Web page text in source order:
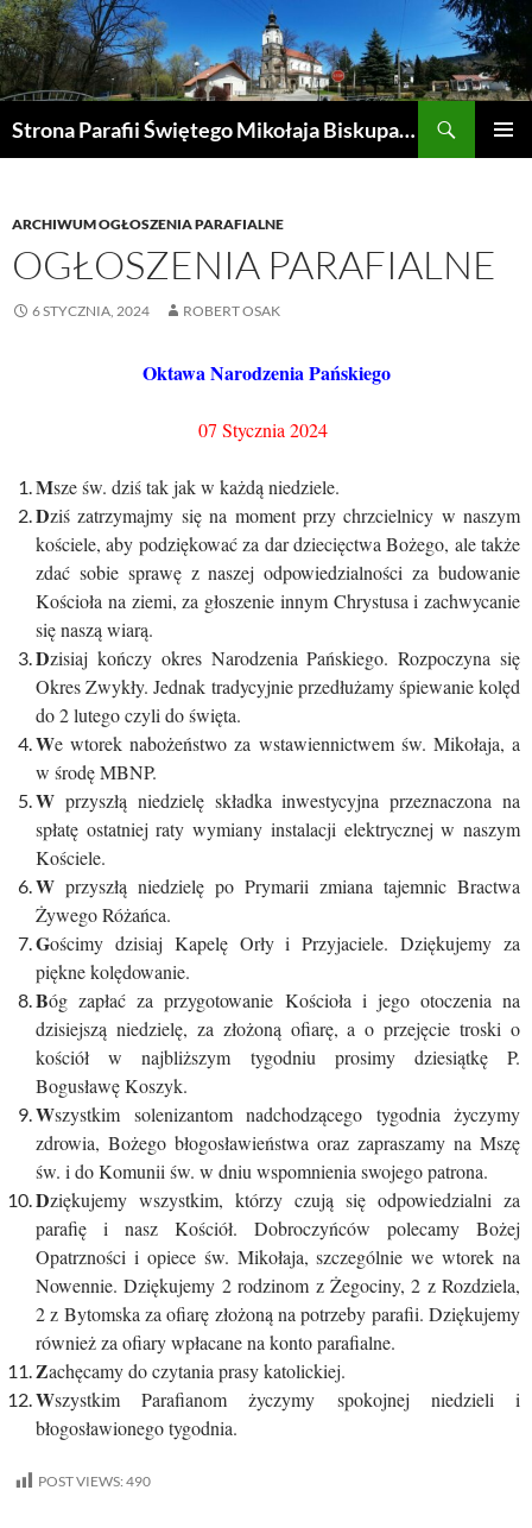
Przejdź
do
treści
Strona Parafii Świętego Mikołaja Biskupa w Żegocinie
ARCHIWUM OGŁOSZENIA PARAFIALNE
OGŁOSZENIA PARAFIALNE
6 STYCZNIA, 2024 ROBERT OSAK
Oktawa Narodzenia Pańskiego
07 Stycznia 2024
Msze św. dziś tak jak w każdą niedziele.
Dziś zatrzymajmy się na moment przy chrzcielnicy w naszym
kościele, aby podziękować za dar dziecięctwa Bożego, ale także
zdać sobie sprawę z naszej odpowiedzialności za budowanie
Kościoła na ziemi, za głoszenie innym Chrystusa i zachwycanie
się naszą wiarą.
Dzisiaj kończy okres Narodzenia Pańskiego. Rozpoczyna się
Okres Zwykły. Jednak tradycyjnie przedłużamy śpiewanie kolęd
do 2 lutego czyli do święta.
We wtorek nabożeństwo za wstawiennictwem św. Mikołaja, a
w środę MBNP.
W przyszłą niedzielę składka inwestycyjna przeznaczona na
spłatę ostatniej raty wymiany instalacji elektrycznej w naszym
Kościele.
W przyszłą niedzielę po Prymarii zmiana tajemnic Bractwa
Żywego Różańca.
Gościmy dzisiaj Kapelę Orły i Przyjaciele. Dziękujemy za
piękne kolędowanie.
Bóg zapłać za przygotowanie Kościoła i jego otoczenia na
dzisiejszą niedzielę, za złożoną ofiarę, a o przejęcie troski o
kościół w najbliższym tygodniu prosimy dziesiątkę P.
Bogusławę Koszyk.
Wszystkim solenizantom nadchodzącego tygodnia życzymy
zdrowia, Bożego błogosławieństwa oraz zapraszamy na Mszę
św. i do Komunii św. w dniu wspomnienia swojego patrona.
Dziękujemy wszystkim, którzy czują się odpowiedzialni za
parafię i nasz Kościół. Dobroczyńców polecamy Bożej
Opatrzności i opiece św. Mikołaja, szczególnie we wtorek na
Nowennie. Dziękujemy 2 rodzinom z Żegociny, 2 z Rozdziela,
2 z Bytomska za ofiarę złożoną na potrzeby parafii. Dziękujemy
również za ofiary wpłacane na konto parafialne.
Zachęcamy do czytania prasy katolickiej.
Wszystkim Parafianom życzymy spokojnej niedzieli i
błogosławionego tygodnia.
POST VIEWS: 490